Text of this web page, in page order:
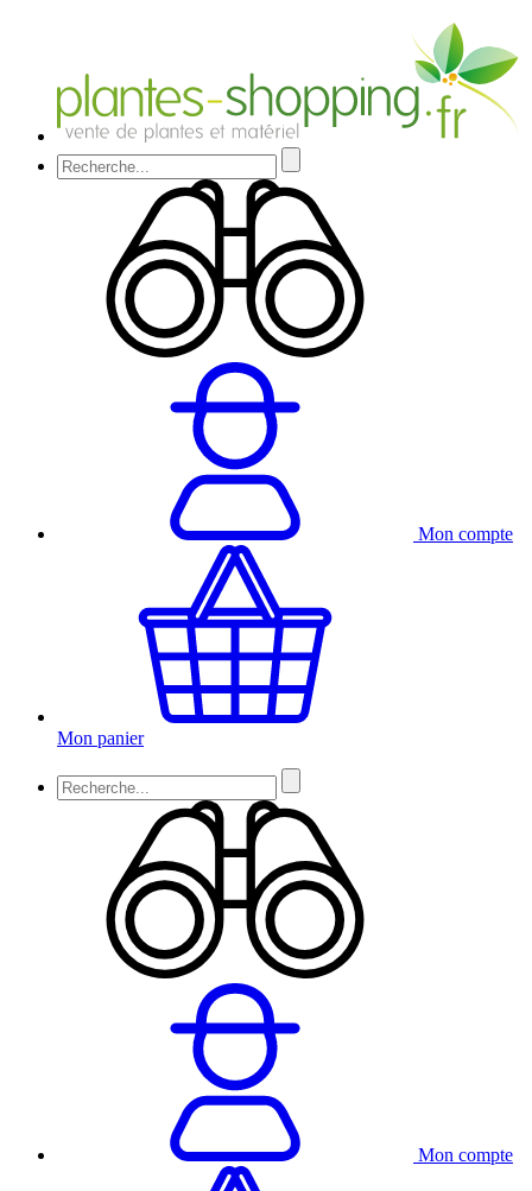
Mon compte
Mon panier
Mon compte